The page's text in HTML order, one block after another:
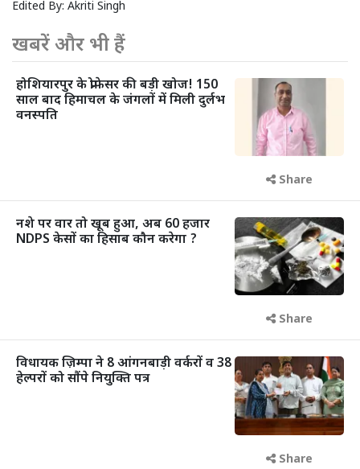
Edited By: Akriti Singh
खबरें और भी हैं
होशियारपुर के प्रोफेसर की बड़ी खोज! 150
साल बाद हिमाचल के जंगलों में मिली दुर्लभ
वनस्पति
Share
नशे पर वार तो खूब हुआ, अब 60 हजार
NDPS केसों का हिसाब कौन करेगा ?
Share
विधायक ज़िम्पा ने 8 आंगनबाड़ी वर्करों व 38
हेल्परों को सौंपे नियुक्ति पत्र
Share